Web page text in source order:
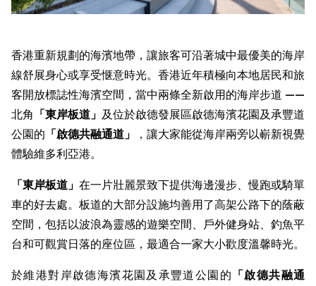
香港重新規劃的海濱地帶，讓旅客可沿著城中最優美的海岸
線舒展身心或享受惬意時光。香港近年積極向本地居民和旅
客開放標誌性海濱空間，當中兩條全新啟用的海岸步道 ——
北角 「東岸板道」 及位於啟德發展區啟德海濱花園及承豐道
公園的 「啟德共融通道 」
，讓大家能從海岸兩旁以嶄新視覺
體驗維多利亞港。
「東岸板道」 在一片壯麗景致下提供海邊漫步、慢跑或騎單
車的好去處。板道的大部分設施均善用了高架公路下的蔭蔽
空間，包括以波浪為靈感的遊樂空間、戶外健身站、釣魚平
台和可觀賞日落的座位區，最適合一家大小歡度溫馨時光。
於維港對岸啟德海濱花園及承豐道公園的 「啟德共融通